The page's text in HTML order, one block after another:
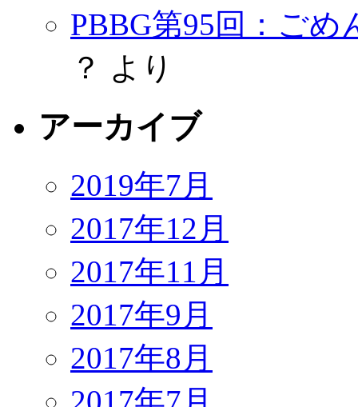
PBBG第95回：ご
？ より
アーカイブ
2019年7月
2017年12月
2017年11月
2017年9月
2017年8月